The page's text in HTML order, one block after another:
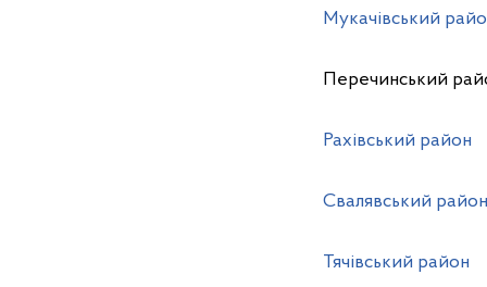
Мукачівський
Перечинський
Рахівський район
Свалявський район
Тячівський район